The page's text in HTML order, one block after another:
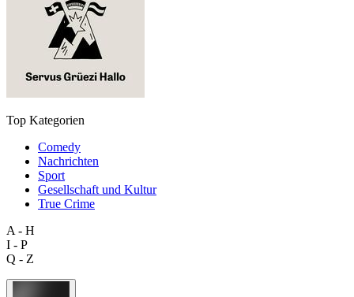
Top Kategorien
Comedy
Nachrichten
Sport
Gesellschaft und Kultur
True Crime
A - H
I - P
Q - Z